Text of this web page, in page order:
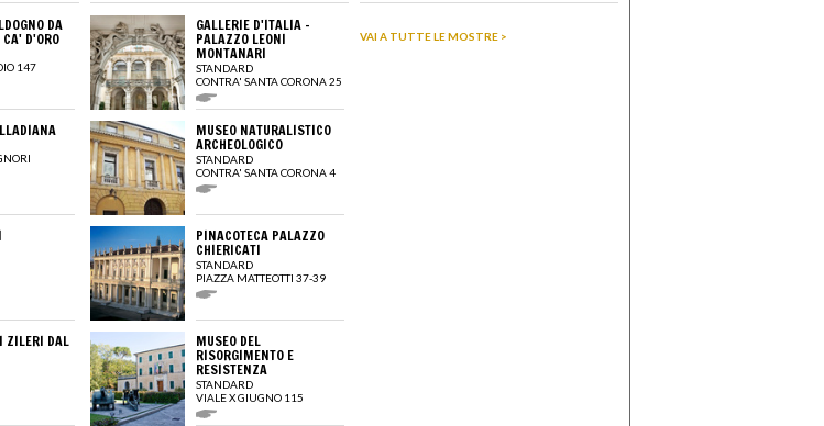
DA
CA' D'ORO
147
ZILERI DAL
GALLERIE D'ITALIA -
PALAZZO LEONI
MONTANARI
STANDARD
CONTRA' SANTA CORONA 25
MUSEO NATURALISTICO
ARCHEOLOGICO
STANDARD
CONTRA' SANTA CORONA 4
PINACOTECA PALAZZO
CHIERICATI
STANDARD
PIAZZA MATTEOTTI 37-39
MUSEO DEL
RISORGIMENTO E
RESISTENZA
STANDARD
VIALE X GIUGNO 115
VAI A TUTTE LE MOSTRE >